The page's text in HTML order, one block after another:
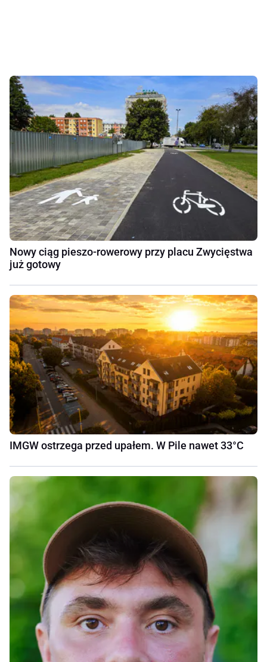
Nowy ciąg pieszo-rowerowy przy placu Zwycięstwa
już gotowy
IMGW ostrzega przed upałem. W Pile nawet 33°C